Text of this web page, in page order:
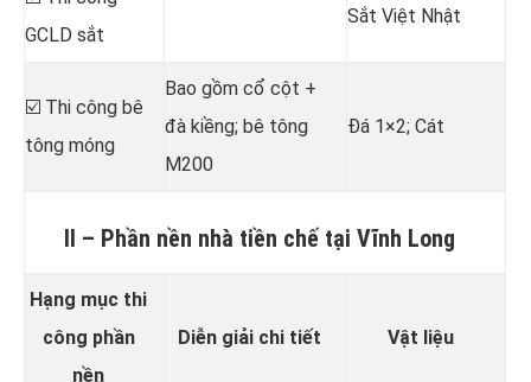
GCLD sắt
Sắt Việt Nhật
☑️ Thi công bê
tông móng
Bao gồm cổ cột +
đà kiềng; bê tông
M200
Đá 1×2; Cát
II – Phần nền nhà tiền chế tại Vĩnh Long
Hạng mục thi
công phần
nền
Diễn giải chi tiết Vật liệu